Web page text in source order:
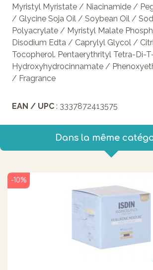
Myristyl Myristate / Niacinamide /
/ Glycine Soja Oil / Soybean Oil /
Polyacrylate / Myristyl Malate
Disodium Edta / Caprylyl Glycol /
Tocopherol. Pentaerythrityl Tetra-Di-
Hydroxyhydrocinnamate /
/ Fragrance
EAN / UPC : 3337872413575
Dans la même
-10%